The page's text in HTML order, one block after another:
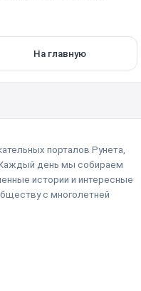
На главную
порталов Рунета,
день мы собираем
истории и интересные
с многолетней